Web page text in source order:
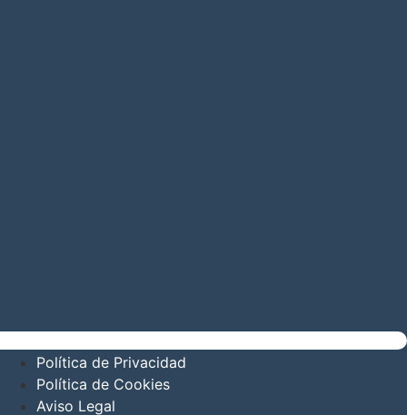
Política de Privacidad
Política de Cookies
Aviso Legal